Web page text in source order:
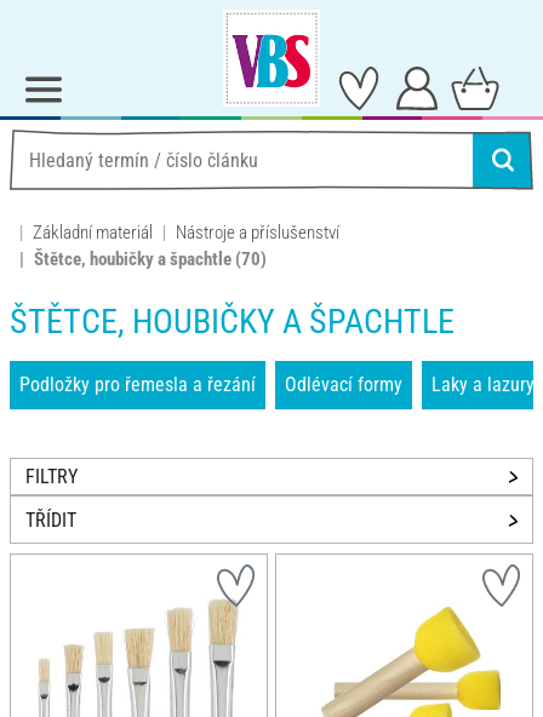
Základní materiál
Nástroje a příslušenství
Štětce, houbičky a špachtle (70)
ŠTĚTCE, HOUBIČKY A ŠPACHTLE
Podložky pro řemesla a řezání Odlévací formy Laky a lazury
FILTRY
TŘÍDIT